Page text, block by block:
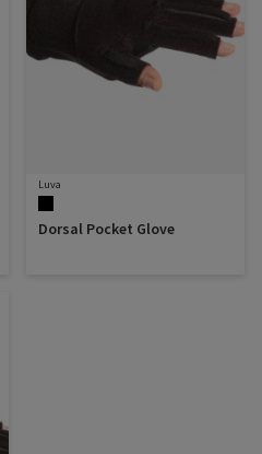
Luva
Dorsal Pocket Glove